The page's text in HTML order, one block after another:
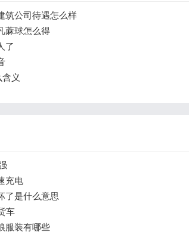
筑公司待遇怎么样
蔴球怎么得
了
义
充电
了是什么意思
车
服装有哪些